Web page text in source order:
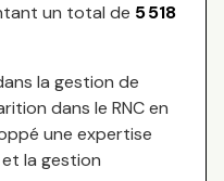
un total de 5 518
la gestion de
dans le RNC en
une expertise
la gestion